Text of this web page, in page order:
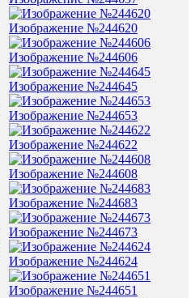
Изображение №244620
Изображение №244606
Изображение №244645
Изображение №244653
Изображение №244622
Изображение №244608
Изображение №244683
Изображение №244673
Изображение №244624
Изображение №244651